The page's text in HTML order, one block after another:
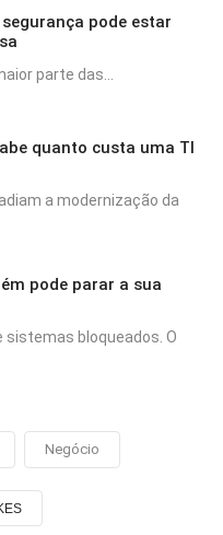
pode estar
parte das...
quanto custa uma TI
a modernização da
pode parar a sua
sistemas bloqueados. O
Negócio